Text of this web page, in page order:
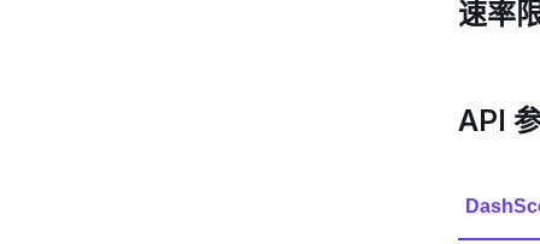
速率
API